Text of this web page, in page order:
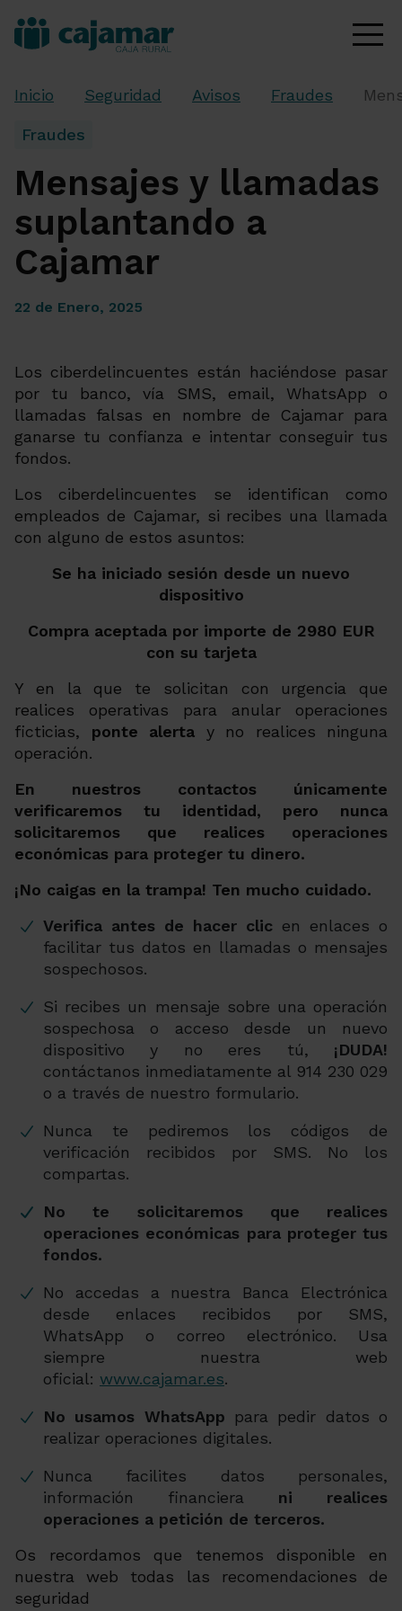
Inicio Seguridad Avisos Fraudes
Fraudes
Mensajes y llamadas
suplantando a
Cajamar
22 de Enero, 2025
Los ciberdelincuentes están haciéndose pasar
por tu banco, vía SMS, email, WhatsApp o
llamadas falsas en nombre de Cajamar para
ganarse tu confianza e intentar conseguir tus
fondos.
Los ciberdelincuentes se identifican como
empleados de Cajamar, si recibes una llamada
con alguno de estos asuntos:
Se ha iniciado sesión desde un nuevo
dispositivo
Compra aceptada por importe de 2980 EUR
con su tarjeta
Y en la que te solicitan con urgencia que
realices operativas para anular operaciones
ficticias, ponte alerta y no realices ninguna
operación.
En nuestros contactos únicamente
verificaremos tu identidad, pero nunca
solicitaremos que realices operaciones
económicas para proteger tu dinero.
¡No caigas en la trampa! Ten mucho cuidado.
Verifica antes de hacer clic en enlaces o
facilitar tus datos en llamadas o mensajes
sospechosos.
Si recibes un mensaje sobre una operación
sospechosa o acceso desde un nuevo
dispositivo y no eres tú, ¡DUDA!
contáctanos inmediatamente al 914 230 029
o a través de nuestro formulario.
Nunca te pediremos los códigos de
verificación recibidos por SMS. No los
compartas.
No te solicitaremos que realices
operaciones económicas para proteger tus
fondos.
No accedas a nuestra Banca Electrónica
desde enlaces recibidos por SMS,
WhatsApp o correo electrónico. Usa
siempre nuestra web
oficial: www.cajamar.es.
No usamos WhatsApp para pedir datos o
realizar operaciones digitales.
Nunca facilites datos personales,
información financiera ni realices
operaciones a petición de terceros.
Os recordamos que tenemos disponible en
nuestra web todas las recomendaciones de
seguridad